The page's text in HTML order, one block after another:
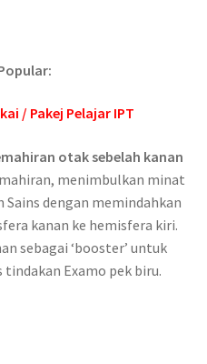
/ Pakej Pelajar IPT
otak sebelah kanan
menimbulkan minat
dengan memindahkan
kanan ke hemisfera kiri.
sebagai ‘booster’ untuk
Examo pek biru.